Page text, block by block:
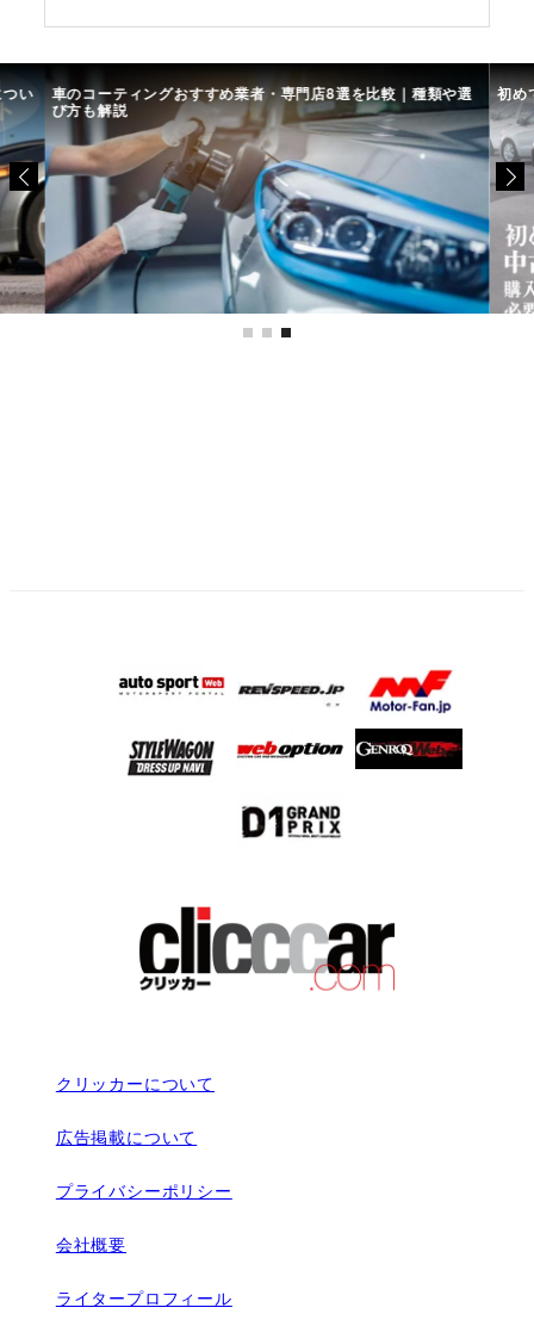
い 車のコーティングおすすめ業者・専門店8選を比較｜種類や選
び方も解説
初め
クリッカーについて
広告掲載について
プライバシーポリシー
会社概要
ライタープロフィール